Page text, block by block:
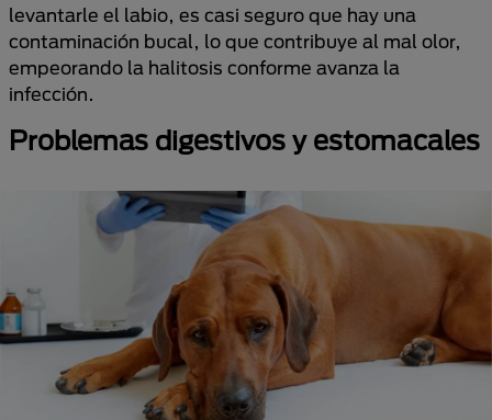
levantarle el labio, es casi seguro que hay una
contaminación bucal, lo que contribuye al mal olor,
empeorando la halitosis conforme avanza la
infección.
Problemas digestivos y estomacales